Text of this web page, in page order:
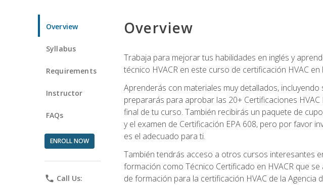
Overview
Syllabus
Requirements
Instructor
FAQs
ENROLL NOW
phone Call Us:
Overview
Trabaja para mejorar tus habilidades en inglés y
técnico HVACR en este curso de certificación HVAC
Aprenderás con materiales muy detallados,
prepararás para aprobar las 20+ Certificaciones HVAC
final de tu curso. También recibirás un paquete de
y el examen de Certificación EPA 608, pero por favor
es el adecuado para ti.
También tendrás acceso a otros cursos interesantes
formación como Técnico Certificado en HVACR que
de formación para la certificación HVAC de la Agencia